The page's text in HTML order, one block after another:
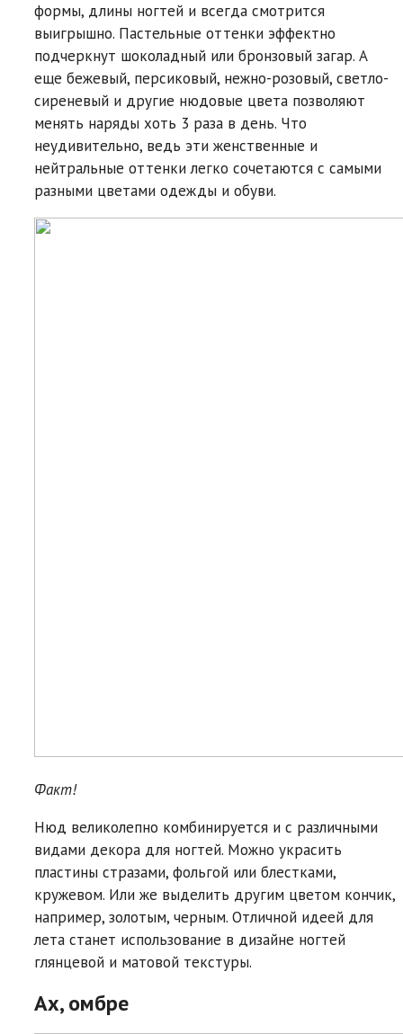
формы, длины ногтей и всегда смотрится
выигрышно. Пастельные оттенки эффектно
подчеркнут шоколадный или бронзовый загар. А
еще бежевый, персиковый, нежно-розовый, светло-
сиреневый и другие нюдовые цвета позволяют
менять наряды хоть 3 раза в день. Что
неудивительно, ведь эти женственные и
нейтральные оттенки легко сочетаются с самыми
разными цветами одежды и обуви.
Факт!
​Нюд великолепно комбинируется и с различными
видами декора для ногтей. Можно украсить
пластины стразами, фольгой или блестками,
кружевом. Или же выделить другим цветом кончик,
например, золотым, черным. Отличной идеей для
лета станет использование в дизайне ногтей
глянцевой и матовой текстуры.
Ах, омбре